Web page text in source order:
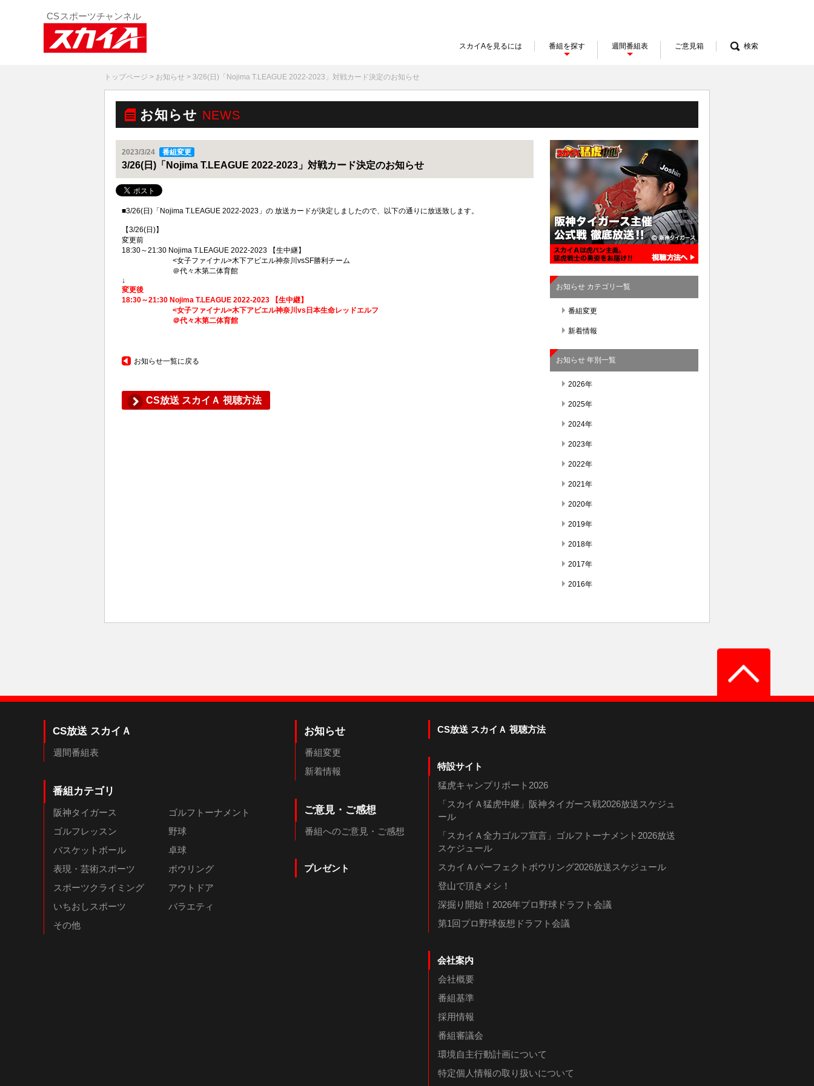
スカイAを見るには 番組を探す 週間番組表 ご意見箱 検索
トップページ > お知らせ > 3/26(日)「Nojima T.LEAGUE 2022-2023」対戦カード決定のお知らせ
お知らせ NEWS
2023/3/24 番組変更
3/26(日)「Nojima T.LEAGUE 2022-2023」対戦カード決定のお知らせ
■3/26(日) 「Nojima T.LEAGUE 2022-2023」 の 放送カードが決定しましたので、以下の通りに放送致します。
【3/26(日)】
変更前
18:30～21:30 Nojima T.LEAGUE 2022-2023 【生中継】
<女子ファイナル>木下アビエル神奈川vsSF勝利チーム
＠代々木第二体育館
↓
変更後
18:30～21:30 Nojima T.LEAGUE 2022-2023 【生中継】
<女子ファイナル>木下アビエル神奈川vs日本生命レッドエルフ
＠代々木第二体育館
お知らせ一覧に戻る
CS放送 スカイＡ 視聴方法
お知らせ カテゴリ一覧
番組変更
新着情報
お知らせ 年別一覧
2026年
2025年
2024年
2023年
2022年
2021年
2020年
2019年
2018年
2017年
2016年
CS放送 スカイＡ
週間番組表
番組カテゴリ
阪神タイガース
ゴルフトーナメント
ゴルフレッスン
野球
バスケットボール
卓球
表現・芸術スポーツ
ボウリング
スポーツクライミング
アウトドア
いちおしスポーツ
バラエティ
その他
お知らせ
番組変更
新着情報
ご意見・ご感想
番組へのご意見・ご感想
プレゼント
CS放送 スカイＡ 視聴方法
特設サイト
猛虎キャンプリポート2026
「スカイＡ猛虎中継」阪神タイガース戦2026放送スケジュ
ール
「スカイＡ全力ゴルフ宣言」ゴルフトーナメント2026放送
スケジュール
スカイＡパーフェクトボウリング2026放送スケジュール
登山で頂きメシ！
深掘り開始！2026年プロ野球ドラフト会議
第1回プロ野球仮想ドラフト会議
会社案内
会社概要
番組基準
採用情報
番組審議会
環境自主行動計画について
特定個人情報の取り扱いについて